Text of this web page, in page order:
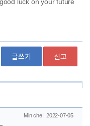
글쓰기 신고